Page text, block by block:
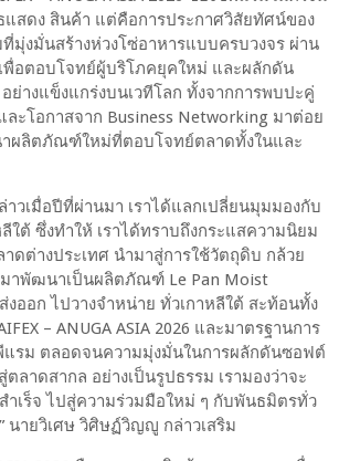
แสดง สินค้า แต่คือการประกาศวิสัยทัศน์ของ
มุ่งมั่นสร้างห่วงโซ่อาหารแบบครบวงจร ผ่าน
อตอบโจทย์ผู้บริโภคยุคใหม่ และผลักดัน
ย่างแข็งแกร่งบนเวทีโลก ทั้งจากการพบปะคู่
ะโอกาสจาก Business Networking มาต่อย
ผลิตภัณฑ์ใหม่ที่ตอบโจทย์ตลาดทั้งในและ
าวเมื่อปีที่ผ่านมา เราได้แลกเปลี่ยนมุมมองกับ
ใต้ ซึ่งทำให้ เราได้ทราบถึงกระแสความนิยม
ดต่างประเทศ นำมาสู่การใช้วัตถุดิบ กล้วย
าพัฒนาเป็นผลิตภัณฑ์ Le Pan Moist
งออก ไปวางจำหน่าย ทั่วเกาหลีใต้ สะท้อนทั้ง
– ANUGA ASIA 2026 และมาตรฐานการ
แรม ตลอดจนความมุ่งมั่นในการผลักดันซอฟต์
ตลาดสากล อย่างเป็นรูปธรรม เรามองว่าจะ
ำเร็จ ไปสู่ความร่วมมือใหม่ ๆ กับพันธมิตรทั่ว
นายวิเศษ วิศิษฏ์วิญญู กล่าวเสริม